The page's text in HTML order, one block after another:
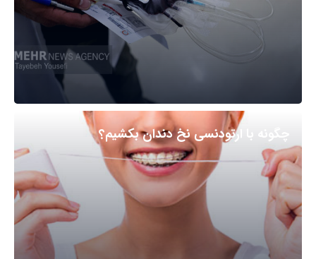
چگونه با ارتودنسی نخ دندان بکشیم؟